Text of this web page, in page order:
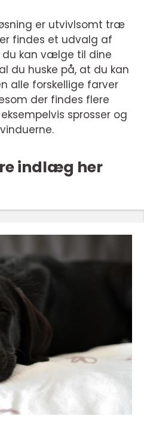
er utvivlsomt træ
findes et udvalg af
du kan vælge til dine
du huske på, at du kan
forskellige farver
der findes flere
sprosser og
indlæg her